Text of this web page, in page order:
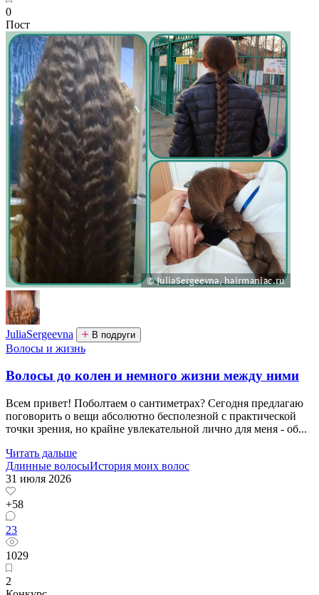
0
Пост
JuliaSergeevna В подруги
Волосы и жизнь
Волосы до колен и немного жизни между ними
Всем привет! Поболтаем о сантиметрах? Сегодня предлагаю
поговорить о вещи абсолютно бесполезной с практической
точки зрения, но крайне увлекательной лично для меня - об...
Читать дальше
Длинные волосыИстория моих волос
31 июля 2026
+58
23
1029
2